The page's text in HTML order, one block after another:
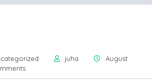
juha
August